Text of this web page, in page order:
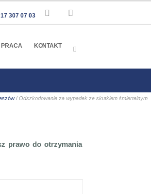
307 07 03
PRACA KONTAKT
/ Odszkodowanie za wypadek ze skutkiem śmiertelnym
prawo do otrzymania